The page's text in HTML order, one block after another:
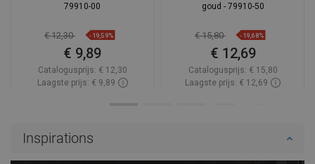
79910-00
€ 12,30 -19,59%
€ 9,89
Catalogusprijs: € 12,30
Laagste prijs: € 9,89
goud - 79910-50
€ 15,80 -19,68%
€ 12,69
Catalogusprijs: € 15,80
Laagste prijs: € 12,69
Inspirations